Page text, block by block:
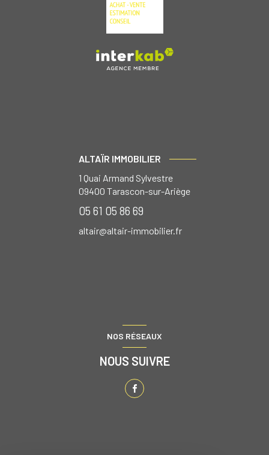
ALTAÏR IMMOBILIER
1 Quai Armand Sylvestre
09400 Tarascon-sur-Ariège
05 61 05 86 69
altair@altair-immobilier.fr
NOS RÉSEAUX
NOUS SUIVRE